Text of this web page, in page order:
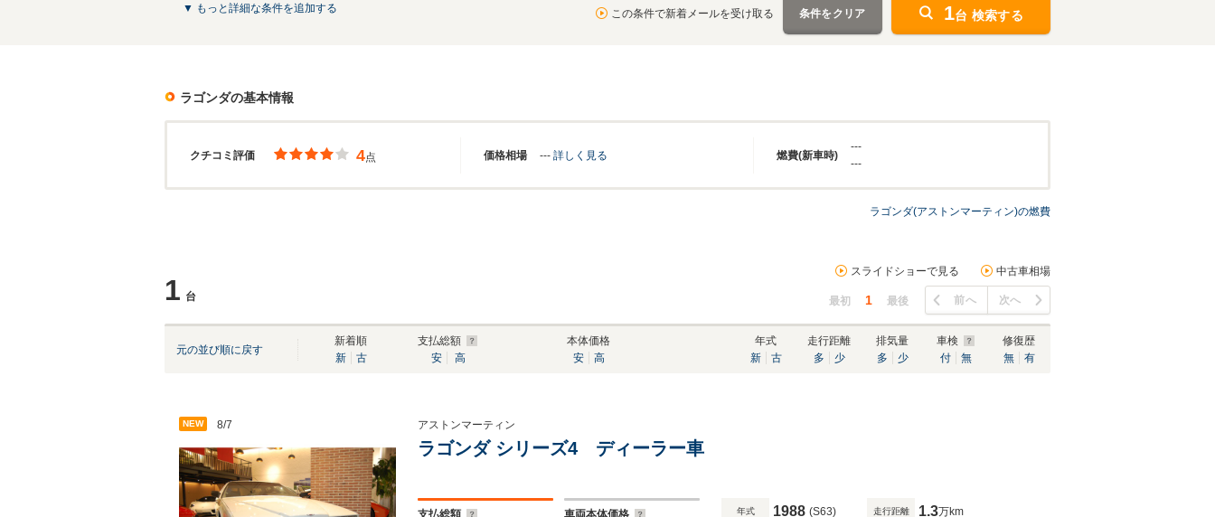
▼ もっと詳細な条件を追加する この条件で新着メールを受け取る 条件をクリア 1台 検索する
ラゴンダの基本情報
クチコミ評価 価格相場 燃費(新車時)
4点 --- 詳しく見る
---
---
ラゴンダ(アストンマーティン)の燃費
1 台
スライドショーで見る 中古車相場
最初 1 最後 前へ 次へ
元の並び順に戻す
新着順
新
古
支払総額
安
高
本体価格
安
高
年式
新
古
走行距離
多
少
排気量
多
少
車検
付
無
修復歴
無
有
NEW 8/7 アストンマーティン
ラゴンダ シリーズ4 ディーラー車
支払総額 車両本体価格 年式 1988 (S63) 走行距離 1.3万km